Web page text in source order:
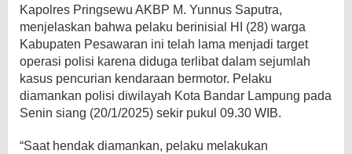
Kapolres Pringsewu AKBP M. Yunnus Saputra,
menjelaskan bahwa pelaku berinisial HI (28) warga
Kabupaten Pesawaran ini telah lama menjadi target
operasi polisi karena diduga terlibat dalam sejumlah
kasus pencurian kendaraan bermotor. Pelaku
diamankan polisi diwilayah Kota Bandar Lampung pada
Senin siang (20/1/2025) sekir pukul 09.30 WIB.
“Saat hendak diamankan, pelaku melakukan